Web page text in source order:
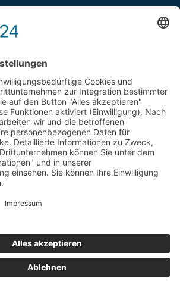
VON
AGB
KontaktNewsletter